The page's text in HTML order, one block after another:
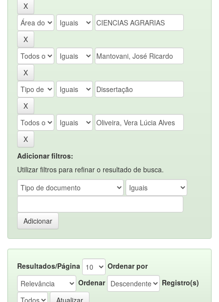
Adicionar filtros:
Utilizar filtros para refinar o resultado de busca.
Resultados/Página
Ordenar por
Ordenar
Registro(s)